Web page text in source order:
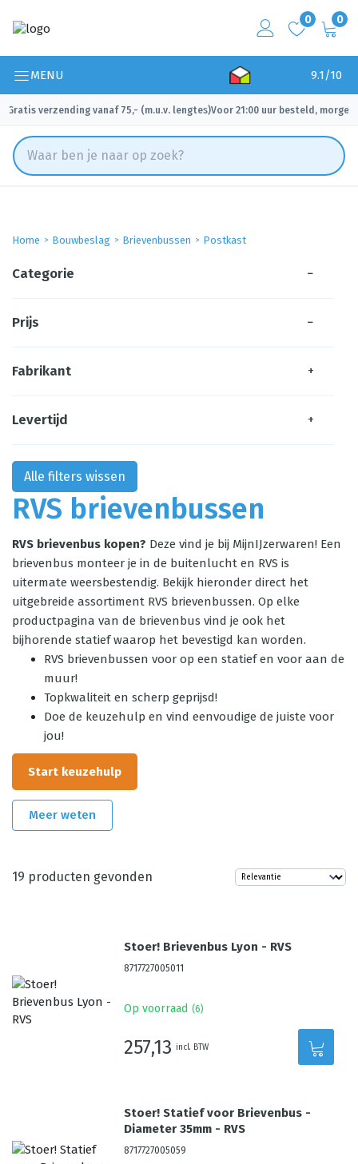
0 0
MENU 9.1/10
Gratis verzending vanaf 75,- (m.u.v. lengtes)
✓ Voor 21:00 uur besteld, morgen
Home Bouwbeslag Brievenbussen Postkast
RVS brievenbussen
RVS brievenbus kopen? Deze vind je bij MijnIJzerwaren! Een
brievenbus monteer je in de buitenlucht en RVS is
uitermate weersbestendig. Bekijk hieronder direct het
uitgebreide assortiment RVS brievenbussen. Op elke
productpagina van de brievenbus vind je ook het
bijhorende statief waarop het bevestigd kan worden.
RVS brievenbussen voor op een statief en voor aan de
muur!
Topkwaliteit en scherp geprijsd!
Doe de keuzehulp en vind eenvoudige de juiste voor
jou!
Start keuzehulp
Meer weten
19 producten gevonden
Stoer! Brievenbus Lyon - RVS
8717727005011
Op voorraad (6)
257,13 incl. BTW
Stoer! Statief voor Brievenbus -
Diameter 35mm - RVS
8717727005059
Categorie −
Prijs −
Fabrikant +
Levertijd +
Alle filters wissen